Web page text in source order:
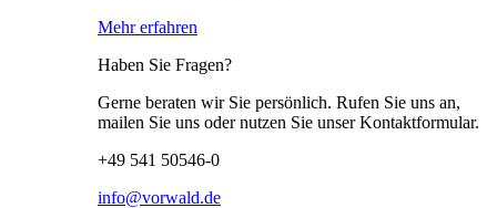
Mehr erfahren
Haben Sie Fragen?
Gerne beraten wir Sie persönlich. Rufen Sie uns an,
mailen Sie uns oder nutzen Sie unser Kontaktformular.
+49 541 50546-0
info@vorwald.de